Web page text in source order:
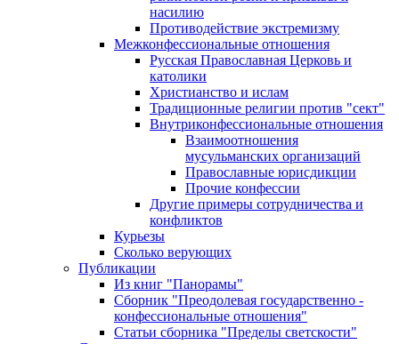
насилию
Противодействие экстремизму
Межконфессиональные отношения
Русская Православная Церковь и
католики
Христианство и ислам
Традиционные религии против "сект"
Внутриконфессиональные отношения
Взаимоотношения
мусульманских организаций
Православные юрисдикции
Прочие конфессии
Другие примеры сотрудничества и
конфликтов
Курьезы
Сколько верующих
Публикации
Из книг "Панорамы"
Сборник "Преодолевая государственно -
конфессиональные отношения"
Статьи сборника "Пределы светскости"